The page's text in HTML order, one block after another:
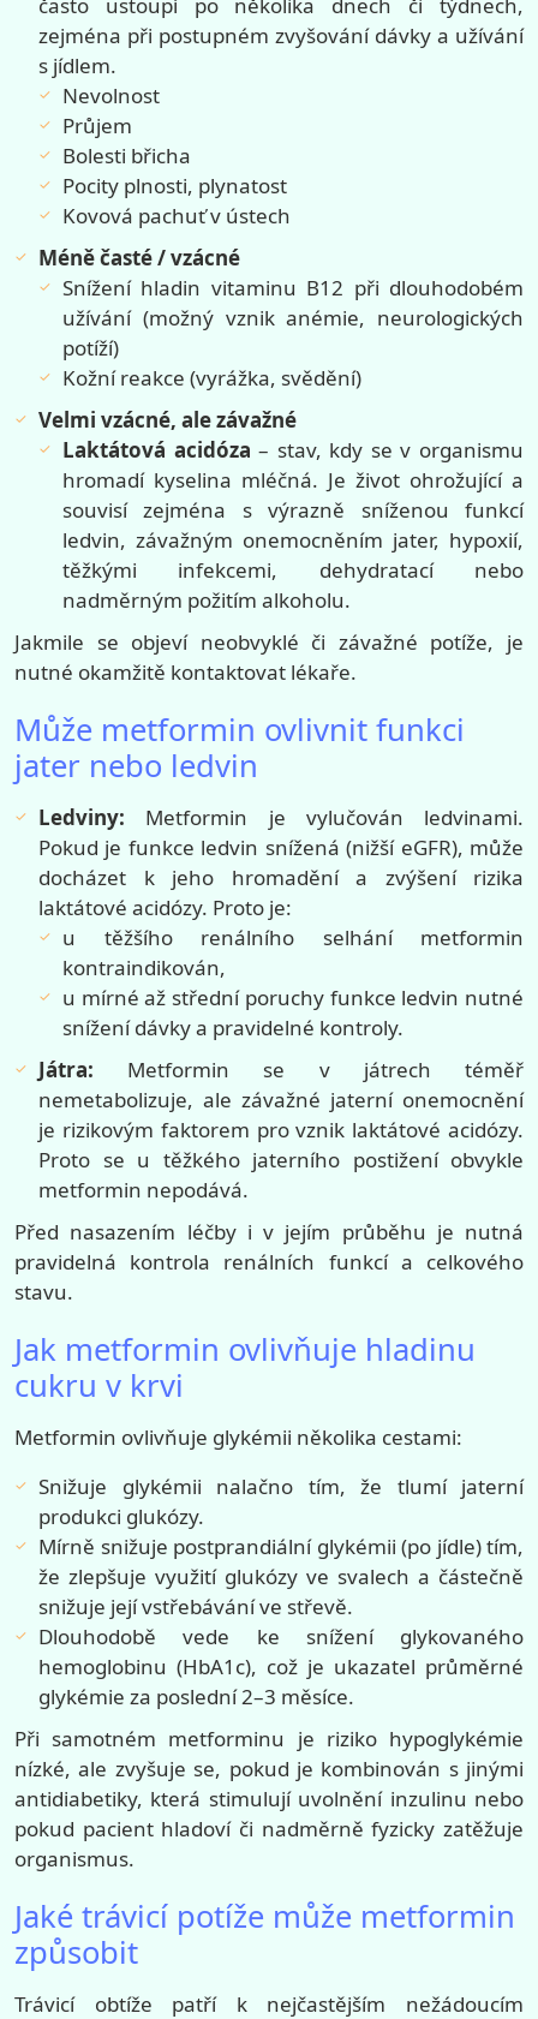
zejména při postupném zvyšování dávky a užívání
s jídlem.
Nevolnost
Průjem
Bolesti břicha
Pocity plnosti, plynatost
Kovová pachuť v ústech
Méně časté / vzácné
Snížení hladin vitaminu B12 při dlouhodobém
užívání (možný vznik anémie, neurologických
potíží)
Kožní reakce (vyrážka, svědění)
Velmi vzácné, ale závažné
Laktátová acidóza – stav, kdy se v organismu
hromadí kyselina mléčná. Je život ohrožující a
souvisí zejména s výrazně sníženou funkcí
ledvin, závažným onemocněním jater, hypoxií,
těžkými infekcemi, dehydratací nebo
nadměrným požitím alkoholu.
Jakmile se objeví neobvyklé či závažné potíže, je
nutné okamžitě kontaktovat lékaře.
Může metformin ovlivnit funkci
jater nebo ledvin
Ledviny: Metformin je vylučován ledvinami.
Pokud je funkce ledvin snížená (nižší eGFR), může
docházet k jeho hromadění a zvýšení rizika
laktátové acidózy. Proto je:
u těžšího renálního selhání metformin
kontraindikován,
u mírné až střední poruchy funkce ledvin nutné
snížení dávky a pravidelné kontroly.
Játra: Metformin se v játrech téměř
nemetabolizuje, ale závažné jaterní onemocnění
je rizikovým faktorem pro vznik laktátové acidózy.
Proto se u těžkého jaterního postižení obvykle
metformin nepodává.
Před nasazením léčby i v jejím průběhu je nutná
pravidelná kontrola renálních funkcí a celkového
stavu.
Jak metformin ovlivňuje hladinu
cukru v krvi
Metformin ovlivňuje glykémii několika cestami:
Snižuje glykémii nalačno tím, že tlumí jaterní
produkci glukózy.
Mírně snižuje postprandiální glykémii (po jídle) tím,
že zlepšuje využití glukózy ve svalech a částečně
snižuje její vstřebávání ve střevě.
Dlouhodobě vede ke snížení glykovaného
hemoglobinu (HbA1c), což je ukazatel průměrné
glykémie za poslední 2–3 měsíce.
Při samotném metforminu je riziko hypoglykémie
nízké, ale zvyšuje se, pokud je kombinován s jinými
antidiabetiky, která stimulují uvolnění inzulinu nebo
pokud pacient hladoví či nadměrně fyzicky zatěžuje
organismus.
Jaké trávicí potíže může metformin
způsobit
Trávicí obtíže patří k nejčastějším nežádoucím